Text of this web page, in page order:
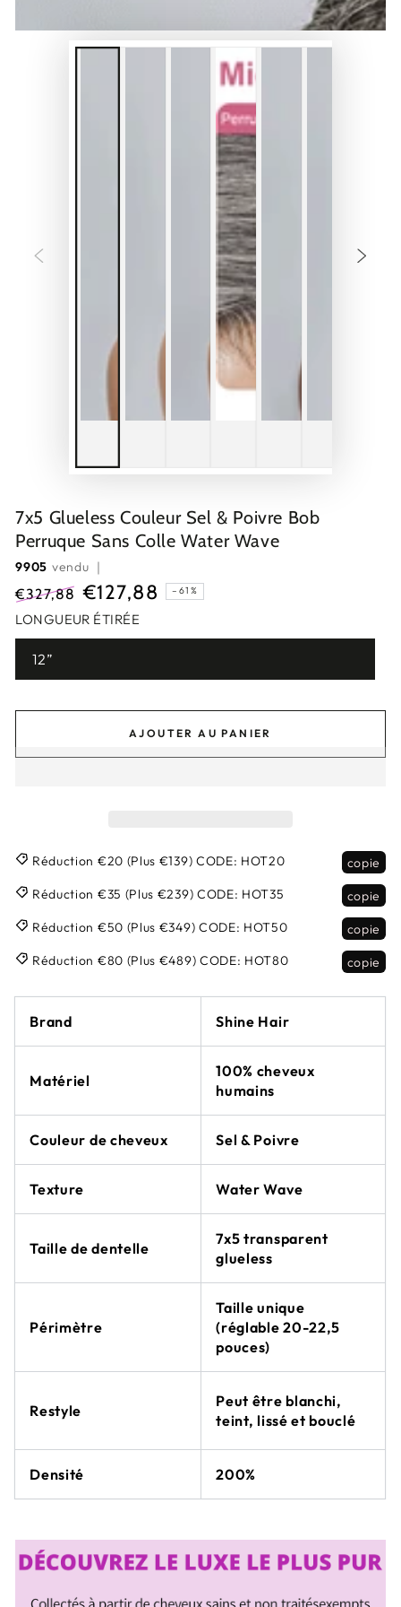
7x5 Glueless Couleur Sel & Poivre Bob
Perruque Sans Colle Water Wave
9905 vendu ｜
Prix
normal
€327,88
Prix
de
€127,88 –61%
LONGUEUR ÉTIRÉE
12”
AJOUTER AU PANIER
Réduction €20 (Plus €139) CODE: HOT20
copie
Réduction €35 (Plus €239) CODE: HOT35
copie
Réduction €50 (Plus €349) CODE: HOT50
copie
Réduction €80 (Plus €489) CODE: HOT80 copie
Brand Shine Hair
Matériel
100% cheveux
humains
Couleur de cheveux Sel & Poivre
Texture Water Wave
Taille de dentelle
7x5 transparent
glueless
Périmètre
Taille unique
(réglable 20-22,5
pouces)
Restyle
Peut être blanchi,
teint, lissé et bouclé
Densité 200%